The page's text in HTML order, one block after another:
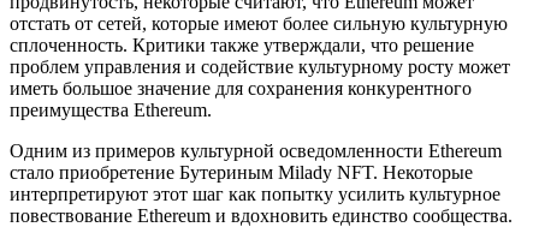
отстать от сетей, которые имеют более сильную культурную
сплоченность. Критики также утверждали, что решение
проблем управления и содействие культурному росту может
иметь большое значение для сохранения конкурентного
преимущества Ethereum.
Одним из примеров культурной осведомленности Ethereum
стало приобретение Бутериным Milady NFT. Некоторые
интерпретируют этот шаг как попытку усилить культурное
повествование Ethereum и вдохновить единство сообщества.